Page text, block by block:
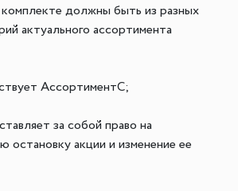
должны быть из разных
актуального ассортимента
АссортиментС;
за собой право на
остановку акции и изменение ее